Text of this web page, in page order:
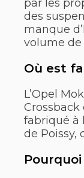
par les
des
manque
volume de
Où est
L’Opel
fabriqué à
de Poissy,